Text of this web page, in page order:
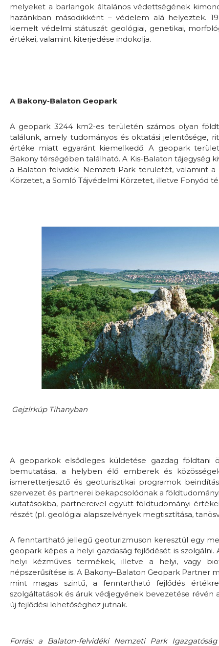
melyeket a barlangok általános védettségének
hazánkban másodikként – védelem alá helyeztek.
kiemelt védelmi státuszát geológiai, genetikai,
értékei, valamint kiterjedése indokolja.
A Bakony-Balaton Geopark
A geopark 3244 km2-es területén számos olyan
találunk, amely tudományos és oktatási jelentősége,
értéke miatt egyaránt kiemelkedő. A geopark
Bakony térségében található. A Kis-Balaton tájegység
a Balaton-felvidéki Nemzeti Park területét, valamint a
Körzetet, a Somló Tájvédelmi Körzetet, illetve Fonyód
Gejzírkúp Tihanyban
A geoparkok elsődleges küldetése gazdag földtani
bemutatása, a helyben élő emberek és
ismeretterjesztő és geoturisztikai programok
szervezet és partnerei bekapcsolódnak a
kutatásokba, partnereivel együtt földtudományi
részét (pl. geológiai alapszelvények megtisztítása,
A fenntartható jellegű geoturizmuson keresztül egy
geopark képes a helyi gazdaság fejlődését is
helyi kézműves termékek, illetve a helyi, vagy
népszerűsítése is. A Bakony–Balaton Geopark Partner
mint magas szintű, a fenntartható fejlődés
szolgáltatások és áruk védjegyének bevezetése révén
új fejlődési lehetőséghez jutnak.
Forrás: a Balaton-felvidéki Nemzeti Park